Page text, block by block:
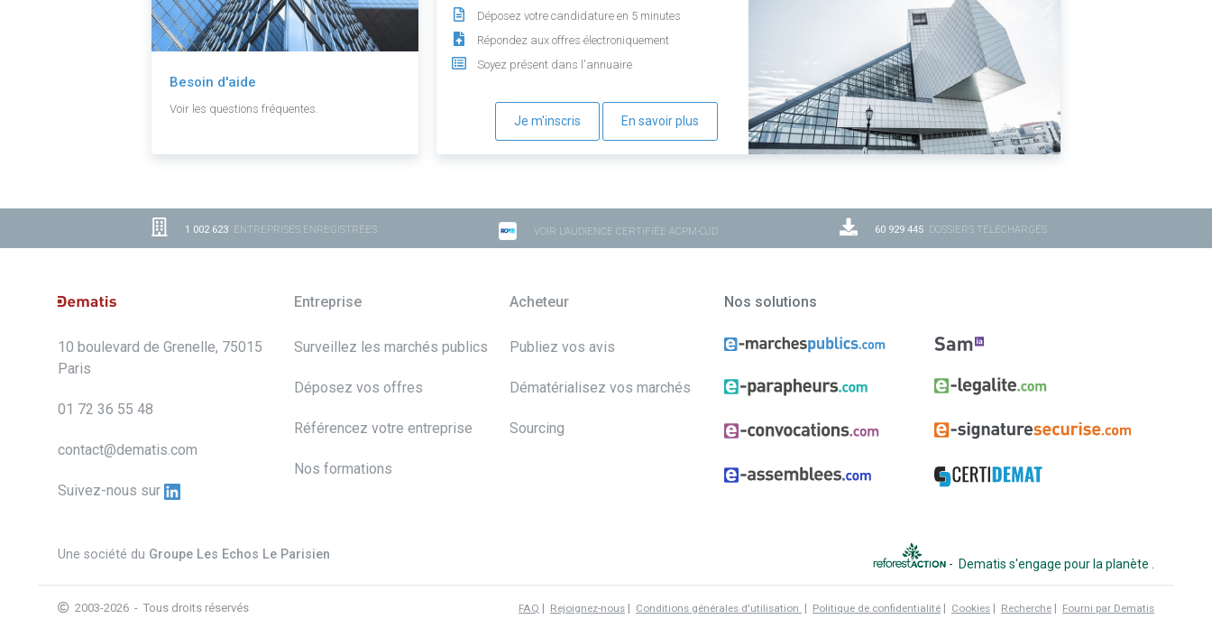
Besoin d'aide
Voir les questions fréquentes.
Déposez votre candidature en 5 minutes
Répondez aux offres électroniquement
Soyez présent dans l'annuaire
Je m'inscris En savoir plus
1 002 623 ENTREPRISES ENREGISTRÉES VOIR L'AUDIENCE CERTIFIÉE ACPM-OJD 60 929 445 DOSSIERS TÉLÉCHARGÉS
10 boulevard de Grenelle, 75015
Paris
01 72 36 55 48
contact@dematis.com
Suivez-nous sur
Entreprise
Surveillez les marchés publics
Déposez vos offres
Référencez votre entreprise
Nos formations
Acheteur
Publiez vos avis
Dématérialisez vos marchés
Sourcing
Nos solutions
Une société du Groupe Les Echos Le Parisien
- Dematis s'engage pour la planète
2003-2026 - Tous droits réservés FAQ | Rejoignez-nous | Conditions générales d'utilisation | Politique de confidentialité | Cookies | Recherche | Fourni par Dematis